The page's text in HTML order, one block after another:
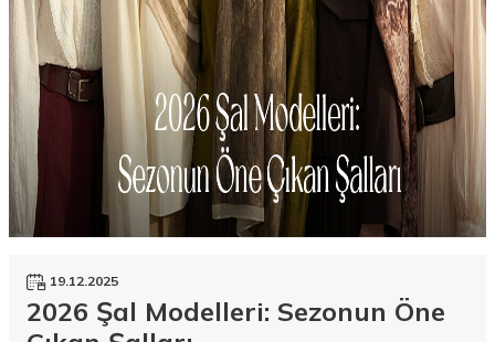
19.12.2025
2026 Şal Modelleri: Sezonun Öne